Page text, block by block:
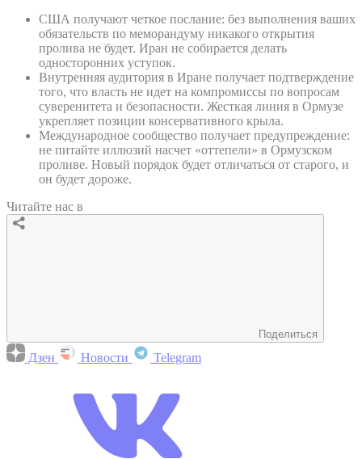
США получают четкое послание: без выполнения ваших
обязательств по меморандуму никакого открытия
пролива не будет. Иран не собирается делать
односторонних уступок.
Внутренняя аудитория в Иране получает подтверждение
того, что власть не идет на компромиссы по вопросам
суверенитета и безопасности. Жесткая линия в Ормузе
укрепляет позиции консервативного крыла.
Международное сообщество получает предупреждение:
не питайте иллюзий насчет «оттепели» в Ормузском
проливе. Новый порядок будет отличаться от старого, и
он будет дороже.
Читайте нас в
Поделиться
Дзен Новости Telegram